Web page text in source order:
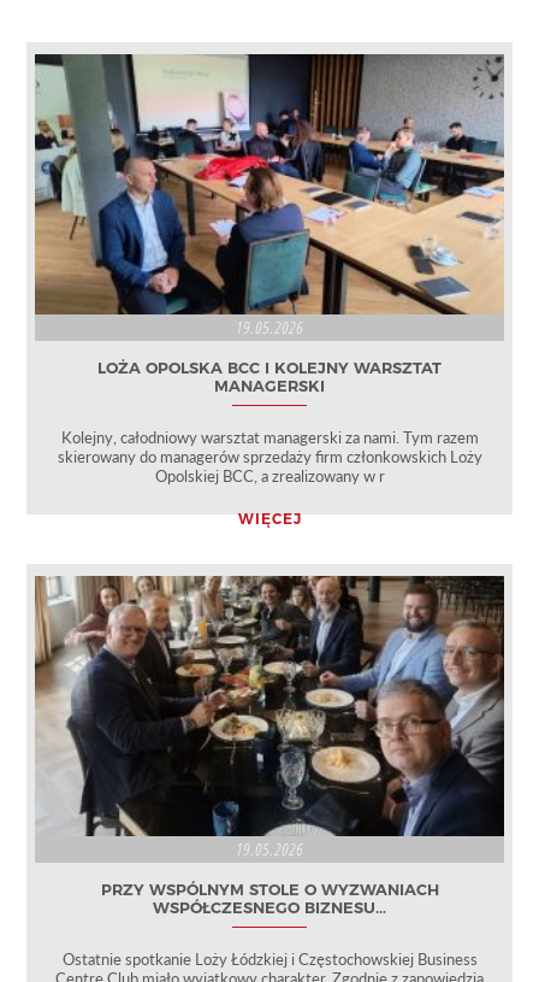
19.05.2026
LOŻA OPOLSKA BCC I KOLEJNY WARSZTAT
MANAGERSKI
Kolejny, całodniowy warsztat managerski za nami. Tym razem
skierowany do managerów sprzedaży firm członkowskich Loży
Opolskiej BCC, a zrealizowany w r
WIĘCEJ
19.05.2026
PRZY WSPÓLNYM STOLE O WYZWANIACH
WSPÓŁCZESNEGO BIZNESU...
Ostatnie spotkanie Loży Łódzkiej i Częstochowskiej Business